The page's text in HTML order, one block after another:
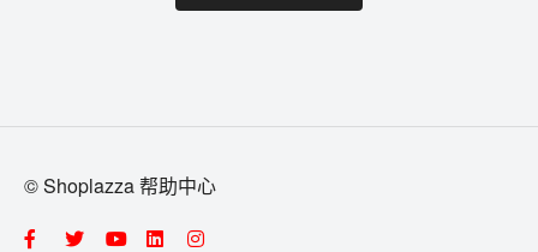
© Shoplazza 帮助中心